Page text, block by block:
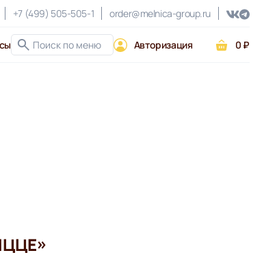
+7 (499) 505-505-1 order@melnica-group.ru
Авторизация 0 ₽